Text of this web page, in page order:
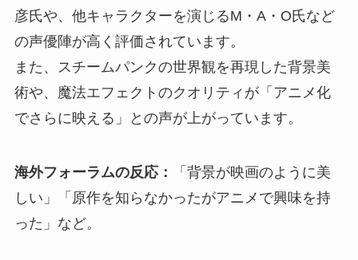
彦氏や、他キャラクターを演じるM・A・O氏など
の声優陣が高く評価されています。
また、スチームパンクの世界観を再現した背景美
術や、魔法エフェクトのクオリティが「アニメ化
でさらに映える」との声が上がっています。
海外フォーラムの反応：
「背景が映画のように美
しい」「原作を知らなかったがアニメで興味を持
った」など。